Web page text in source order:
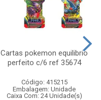
Cartas pokemon equilibrio
perfeito c/6 ref 35674
Código: 415215
Embalagem: Unidade
Caixa Com: 24 Unidade(s)